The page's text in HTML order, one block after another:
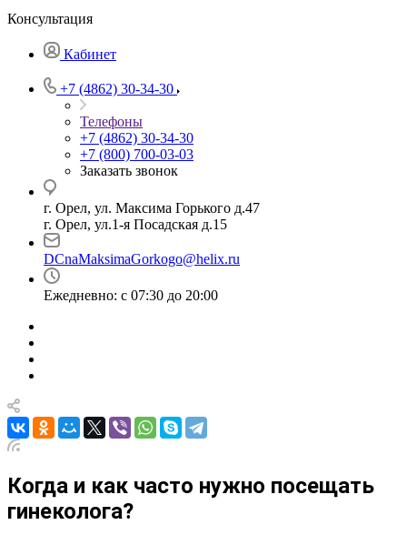
Консультация
Кабинет
+7 (4862) 30-34-30
Телефоны
+7 (4862) 30-34-30
+7 (800) 700-03-03
Заказать звонок
г. Орел, ул. Максима Горького д.47
г. Орел, ул.1-я Посадская д.15
DCnaMaksimaGorkogo@helix.ru
Ежедневно: с 07:30 до 20:00
Когда и как часто нужно посещать
гинеколога?